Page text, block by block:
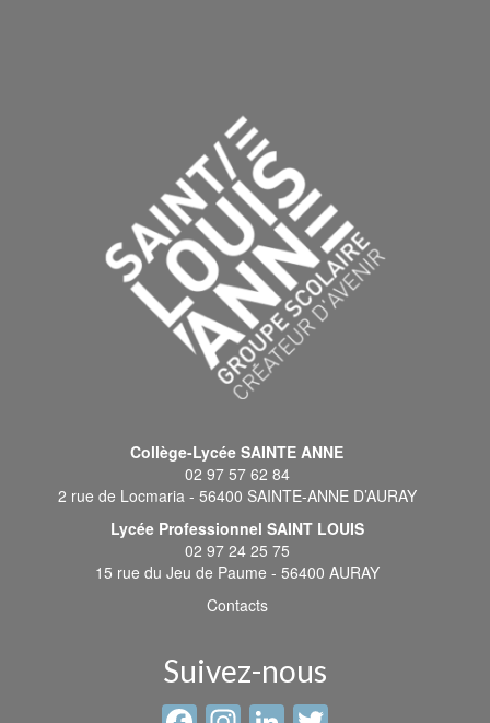
Collège-Lycée SAINTE ANNE
02 97 57 62 84
2 rue de Locmaria - 56400 SAINTE-ANNE D’AURAY
Lycée Professionnel SAINT LOUIS
02 97 24 25 75
15 rue du Jeu de Paume - 56400 AURAY
Contacts
Suivez-nous